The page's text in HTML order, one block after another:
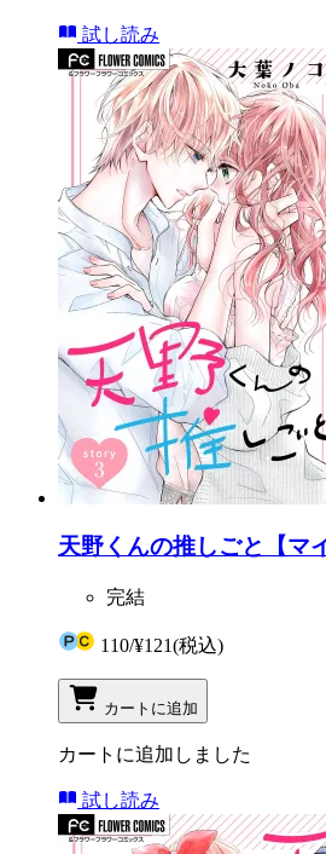
試し読み
天野くんの推しごと【マ
完結
110/¥121(税込)
カートに追加
カートに追加しました
試し読み